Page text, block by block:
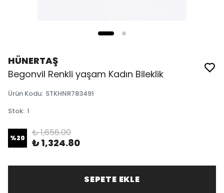
HÜNERTAŞ
Begonvil Renkli yaşam Kadın Bileklik
Ürün Kodu: STKHNR783491
Stok: 1
%20 ₺ 1,656.00
₺ 1,324.80
SEPETE EKLE